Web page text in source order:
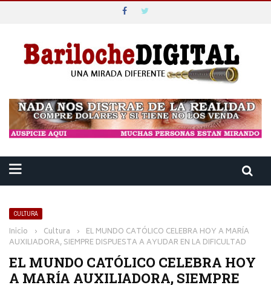
CULTURA
Inicio › Cultura › EL MUNDO CATÓLICO CELEBRA HOY A MARÍA
AUXILIADORA, SIEMPRE DISPUESTA A AYUDAR EN LA DIFICULTAD
EL MUNDO CATÓLICO CELEBRA HOY
A MARÍA AUXILIADORA, SIEMPRE